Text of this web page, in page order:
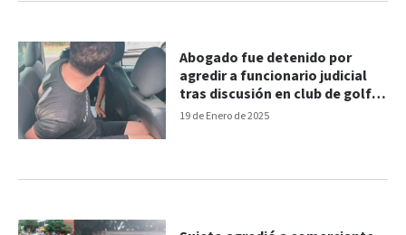
19 de Enero de 2025
Abogado fue detenido por
agredir a funcionario judicial
tras discusión en club de golf
entrerriano